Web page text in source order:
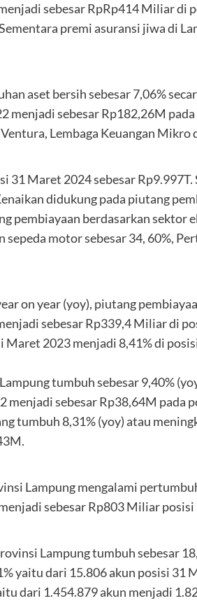
sebesar RpRp414 Miliar di
premi asuransi jiwa di
aset bersih sebesar 7,06%
sebesar Rp182,26M
Lembaga Keuangan Mikro
Maret 2024 sebesar Rp9.997T.
didukung pada piutang
pembiayaan berdasarkan
motor sebesar 34, 60%,
on year (yoy), piutang
sebesar Rp339,4 Miliar di
2023 menjadi 8,41% di
tumbuh sebesar 9,40%
sebesar Rp38,64M pada
tumbuh 8,31% (yoy) atau
Lampung mengalami
sebesar Rp803 Miliar
Lampung tumbuh sebesar
yaitu dari 15.806 akun posisi 31
dari 1.454.879 akun menjadi